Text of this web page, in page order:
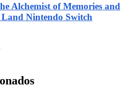
Alchemist of Memories and
Nintendo Switch